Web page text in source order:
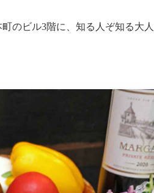
のビル3階に、知る人ぞ知る大